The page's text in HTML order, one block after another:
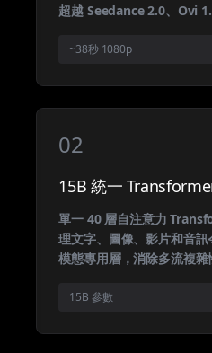
超越 Seedance 2.0、Ovi
~38秒 1080p
02
15B 統一
單一 40 層自注意力
理文字、圖像、影片和音
模態專用層，消除多流複雜
15B 參數